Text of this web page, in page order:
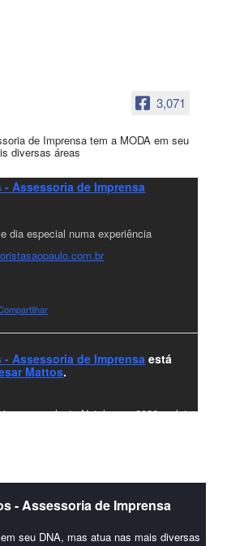
3,071
de Imprensa tem a MODA em seu
diversas áreas
Assessoria de Imprensa
dia especial numa experiência
Assessoria de Imprensa está
Mattos.
um excelente Natal e um 2026 repleto
#natal #merrychristmas #felizanonovo
- Assessoria de Imprensa
seu DNA, mas atua nas mais diversas